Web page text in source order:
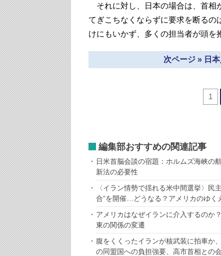
それに対し、日本の場合は、首相
てぎこちなくならずに要求を断るの
けにもいかず、多くの担当者が頭を
次ページ » 日
1
編集部おすすめの関連記事
日米首脳会談の宿題：ホルムズ海峡の
新法の必要性
〈イラン情勢で揺れる米中間選挙〉民
合”を開催…どうなる？アメリカのゆく
アメリカはなぜイランに介入するのか
東の関係の変遷
腹をくくったイランが核武装に拍車か
の同盟国への負担強要、高市首相との